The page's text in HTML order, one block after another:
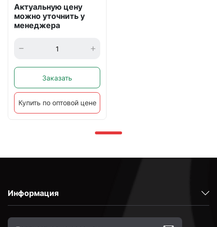
Актуальную цену
можно уточнить у
менеджера
Заказать
Купить по оптовой цене
Информация